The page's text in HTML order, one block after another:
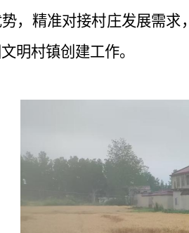
，精准对接村庄发展需
明村镇创建工作。